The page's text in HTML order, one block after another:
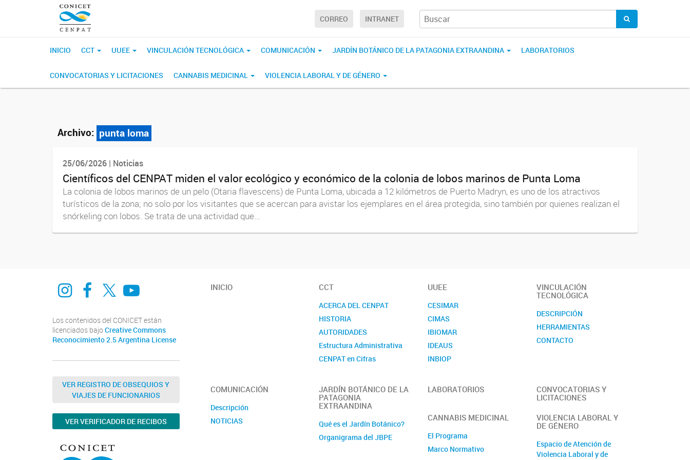
CORREO INTRANET
INICIO CCT UUEE VINCULACIÓN TECNOLÓGICA COMUNICACIÓN JARDÍN BOTÁNICO DE LA PATAGONIA EXTRAANDINA LABORATORIOS
CONVOCATORIAS Y LICITACIONES CANNABIS MEDICINAL VIOLENCIA LABORAL Y DE GÉNERO
Archivo: punta loma
25/06/2026 | Noticias
Científicos del CENPAT miden el valor ecológico y económico de la colonia de lobos marinos de Punta Loma
La colonia de lobos marinos de un pelo (Otaria flavescens) de Punta Loma, ubicada a 12 kilómetros de Puerto Madryn, es uno de los atractivos
turísticos de la zona; no solo por los visitantes que se acercan para avistar los ejemplares en el área protegida, sino también por quienes realizan el
snórkeling con lobos. Se trata de una actividad que...
Instagram
Facebook
TwitterYoutube
Los contenidos del CONICET están
licenciados bajo Creative Commons
Reconocimiento 2.5 Argentina License
VER REGISTRO DE OBSEQUIOS Y
VIAJES DE FUNCIONARIOS
VER VERIFICADOR DE RECIBOS
INICIO CCT
ACERCA DEL CENPAT
HISTORIA
AUTORIDADES
Estructura Administrativa
CENPAT en Cifras
CONTACTO
UUEE
CESIMAR
CIMAS
IBIOMAR
IDEAUS
INBIOP
IPEEC
VINCULACIÓN
TECNOLÓGICA
DESCRIPCIÓN
HERRAMIENTAS
CONTACTO
COMUNICACIÓN
Descripción
NOTICIAS
JARDÍN BOTÁNICO DE LA
PATAGONIA
EXTRAANDINA
Qué es el Jardín Botánico?
Organigrama del JBPE
LABORATORIOS
CONVOCATORIAS Y
LICITACIONES
CANNABIS MEDICINAL
El Programa
Marco Normativo
VIOLENCIA LABORAL Y
DE GÉNERO
Espacio de Atención de
Violencia Laboral y de